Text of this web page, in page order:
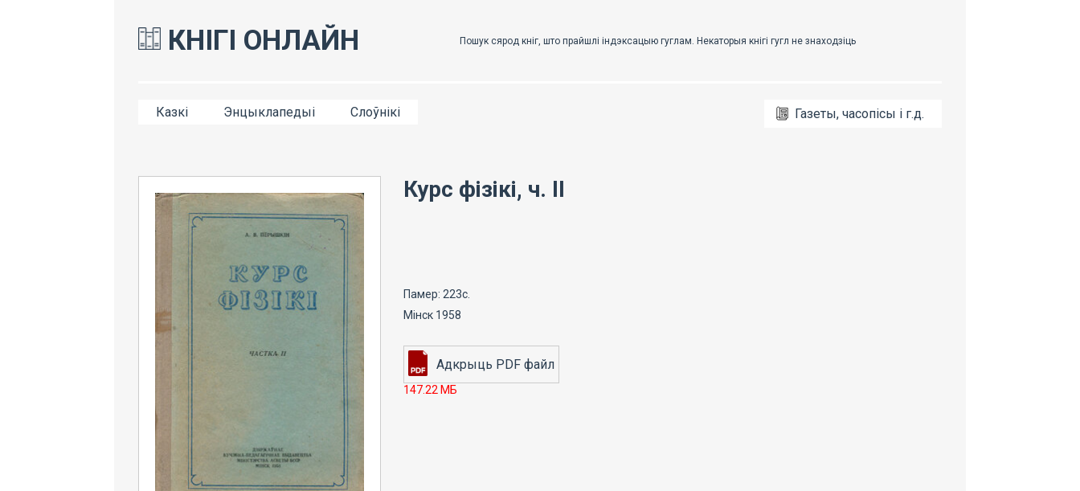
КНІГІ ОНЛАЙН
Казкі Энцыклапедыі Слоўнікі Газеты, часопісы і г.д.
Курс фізікі, ч. II
Памер: 223с.
Мінск 1958
147.22 МБ